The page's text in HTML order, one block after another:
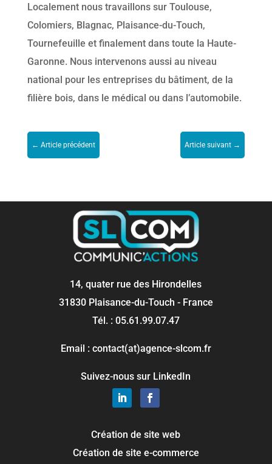
Localement nous travaillons sur Toulouse,
Colomiers, Blagnac, Plaisance-du-Touch,
Tournefeuille et finalement dans toute la Haute-
Garonne. Nous intervenons aussi au niveau
national pour les entreprises du bâtiment, de la
filière bois, dans le médical ou dans l’automobile.
← Article précédent Article suivant →
14, quater rue des Hirondelles
31830 Plaisance-du-Touch - France
Tél. : 05.61.99.07.47
Email : contact(at)agence-slcom.fr
Suivez-nous sur LinkedIn
Création de site web
Création de site e-commerce